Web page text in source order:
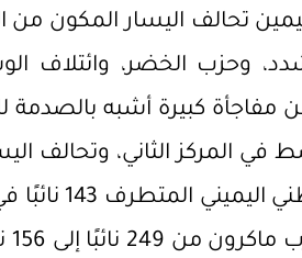
تحالف اليسار المكون من
وحزب الخضر، وائتلاف
عن مفاجأة كبيرة أشبه
في المركز الثاني، وتحالف